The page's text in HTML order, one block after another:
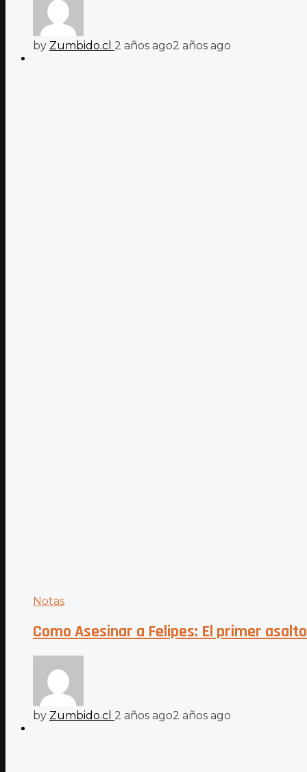
by Zumbido.cl 2 años ago2 años ago
Notas
Como Asesinar a Felipes: El primer
by Zumbido.cl 2 años ago2 años ago